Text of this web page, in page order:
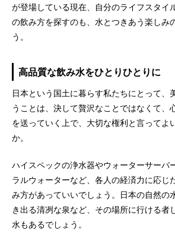
が登場している現在、自分のライフスタイ
の飲み方を探すのも、水とつきあう楽しみ
う。
高品質な飲み水をひとりひとりに
日本という国土に暮らす私たちにとって、
うことは、決して贅沢なことではなくて、
を送っていく上で、大切な権利と言ってよ
か。
ハイスペックの浄水器やウォーターサーバ
ラルウォーターなど、各人の経済力に応じ
み方があっていいでしょう。日本の自然の
き出る清冽な泉など、その場所に行ける者
水もあるでしょう。